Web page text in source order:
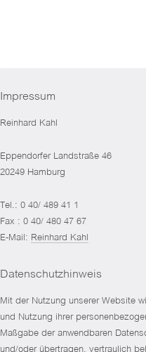
Impressum
Reinhard Kahl
Eppendorfer Landstraße 46
20249 Hamburg
Tel.: 0 40/ 489 41 1
Fax : 0 40/ 480 47 67
E-Mail: Reinhard Kahl
Datenschutzhinweis
Mit der Nutzung unserer Website
und Nutzung ihrer
Maßgabe der anwendbaren
und/oder übertragen, vertraulich